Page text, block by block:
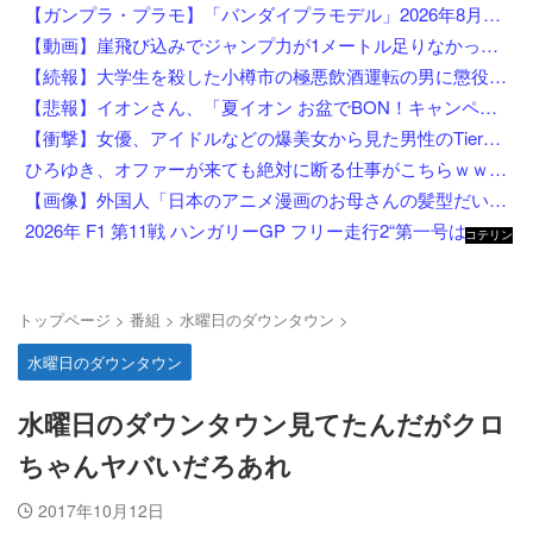
【ガンプラ・プラモ】「バンダイプラモデル」2026年8月発売商品【スケジュール公開】
【動画】崖飛び込みでジャンプ力が1メートル足りなかった男の悲劇。
【続報】大学生を殺した小樽市の極悪飲酒運転の男に懲役4年6ヶ月の判決。
【悲報】イオンさん、「夏イオン お盆でBON！キャンペーン」からBON！を削除 理由不明
【衝撃】女優、アイドルなどの爆美女から見た男性のTierリストがこれ←勿論優秀なお前らは入ってるよな？？？？？
ひろゆき、オファーが来ても絶対に断る仕事がこちらｗｗｗｗｗｗｗｗ
【画像】外国人「日本のアニメ漫画のお母さんの髪型だいたいこれだよなwwwwwwwww」←コレは分かるw w w w w w w w
2026年 F1 第11戦 ハンガリーGP フリー走行2“第一号はコラピント”
コテリン
トップページ > 番組 > 水曜日のダウンタウン >
水曜日のダウンタウン
水曜日のダウンタウン見てたんだがクロ
ちゃんヤバいだろあれ
2017年10月12日